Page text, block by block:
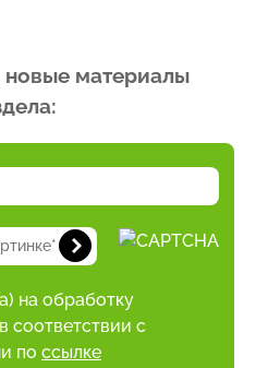
новые материалы
на обработку
соответствии с
по ссылке